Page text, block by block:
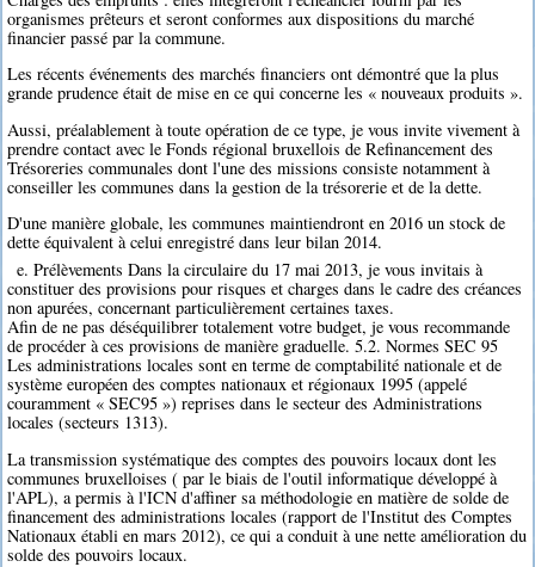
organismes prêteurs et seront conformes aux dispositions du marché
financier passé par la commune.
Les récents événements des marchés financiers ont démontré que la plus
grande prudence était de mise en ce qui concerne les « nouveaux produits ».
Aussi, préalablement à toute opération de ce type, je vous invite vivement à
prendre contact avec le Fonds régional bruxellois de Refinancement des
Trésoreries communales dont l'une des missions consiste notamment à
conseiller les communes dans la gestion de la trésorerie et de la dette.
D'une manière globale, les communes maintiendront en 2016 un stock de
dette équivalent à celui enregistré dans leur bilan 2014.
e. Prélèvements Dans la circulaire du 17 mai 2013, je vous invitais à
constituer des provisions pour risques et charges dans le cadre des créances
non apurées, concernant particulièrement certaines taxes.
Afin de ne pas déséquilibrer totalement votre budget, je vous recommande
de procéder à ces provisions de manière graduelle. 5.2. Normes SEC 95
Les administrations locales sont en terme de comptabilité nationale et de
système européen des comptes nationaux et régionaux 1995 (appelé
couramment « SEC95 ») reprises dans le secteur des Administrations
locales (secteurs 1313).
La transmission systématique des comptes des pouvoirs locaux dont les
communes bruxelloises ( par le biais de l'outil informatique développé à
l'APL), a permis à l'ICN d'affiner sa méthodologie en matière de solde de
financement des administrations locales (rapport de l'Institut des Comptes
Nationaux établi en mars 2012), ce qui a conduit à une nette amélioration du
solde des pouvoirs locaux.